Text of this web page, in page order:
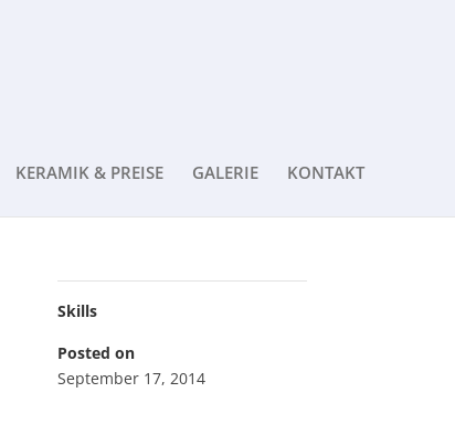
KERAMIK & PREISE GALERIE KONTAKT
Skills
Posted on
September 17, 2014